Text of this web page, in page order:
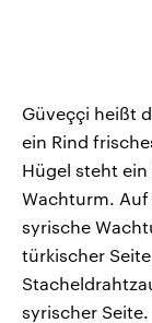
Audio-Archiv
Güveççi heißt
ein Rind
Hügel steht
Wachturm.
syrische
türkischer
syrischer Seite.